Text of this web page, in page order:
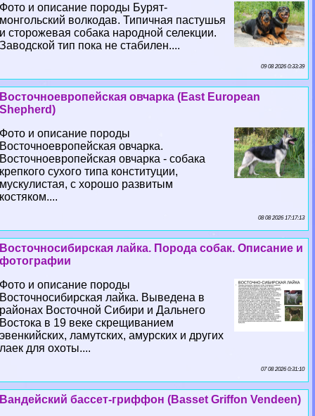
Фото и описание породы Бурят-
монгольский волкодав. Типичная пастушья
и сторожевая собака народной селекции.
Заводской тип пока не стабилен....
09 08 2026 0:33:39
Восточноевропейская овчарка (East European
Shepherd)
Фото и описание породы
Восточноевропейская овчарка.
Восточноевропейская овчарка - собака
крепкого сухого типа конституции,
мускулистая, с хорошо развитым
костяком....
08 08 2026 17:17:13
Восточносибирская лайка. Порода собак. Описание и
фотографии
Фото и описание породы
Восточносибирская лайка. Выведена в
районах Восточной Сибири и Дальнего
Востока в 19 веке скрещиванием
эвенкийских, ламутских, амурских и других
лаек для охоты....
07 08 2026 0:31:10
Вандейский бассет-гриффон (Basset Griffon Vendeen)